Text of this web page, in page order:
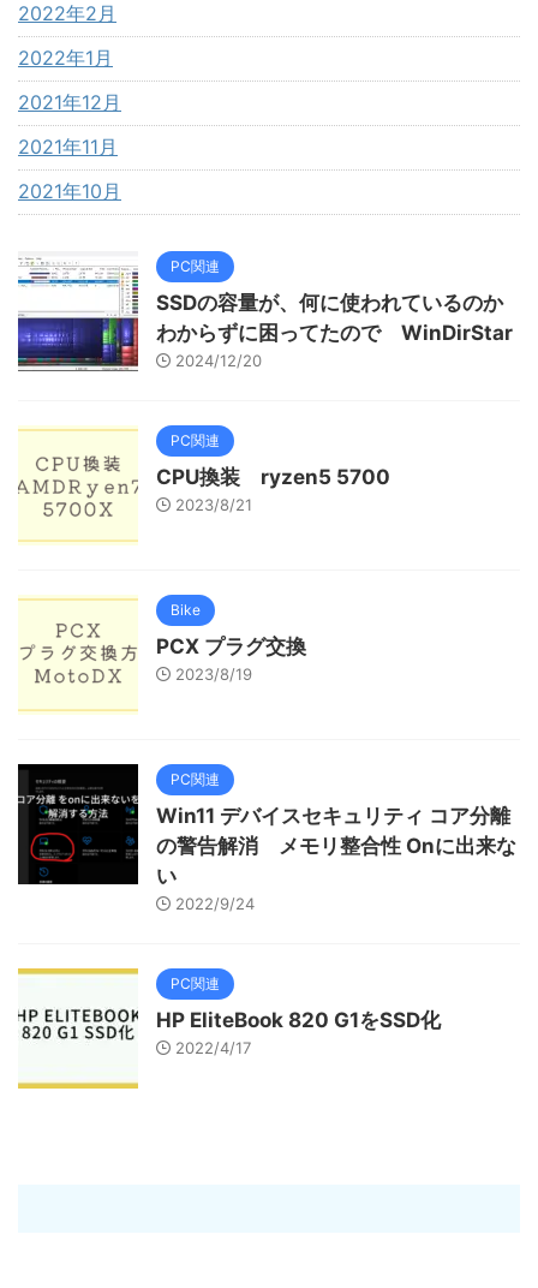
2022年2月
2022年1月
2021年12月
2021年11月
2021年10月
PC関連
SSDの容量が、何に使われているのか
わからずに困ってたので WinDirStar
2024/12/20
PC関連
CPU換装 ryzen5 5700
2023/8/21
Bike
PCX プラグ交換
2023/8/19
PC関連
Win11 デバイスセキュリティ コア分離
の警告解消 メモリ整合性 Onに出来な
い
2022/9/24
PC関連
HP EliteBook 820 G1をSSD化
2022/4/17